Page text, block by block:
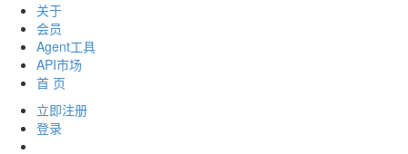
关于
会员
Agent工具
API市场
首 页
立即注册
登录